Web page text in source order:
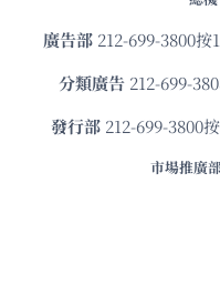
廣告部212-699-3800按
分類廣告 212-699-
發⾏部 212-699-3800
市場推廣